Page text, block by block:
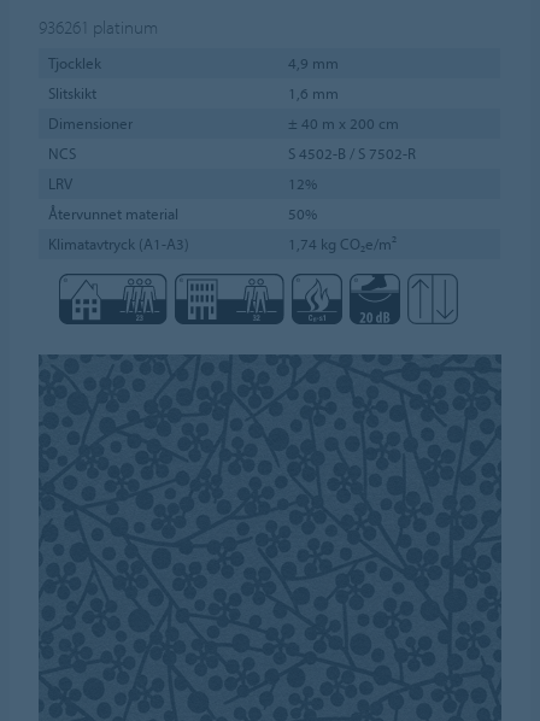
936261 platinum
Tjocklek
4,9 mm
Slitskikt
1,6 mm
Dimensioner
± 40 m x 200 cm
NCS
S 4502-B / S 7502-R
LRV
12%
Återvunnet material
50%
Klimatavtryck (A1-A3)
1,74 kg CO₂e/m²